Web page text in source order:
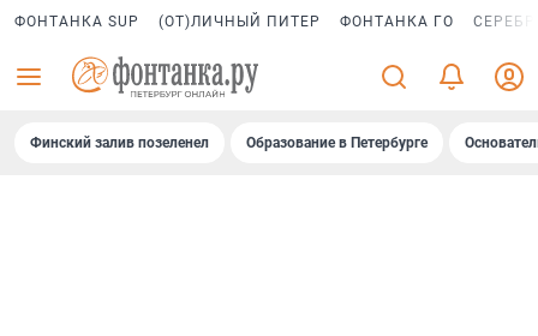
ФОНТАНКА SUP (ОТ)ЛИЧНЫЙ ПИТЕР ФОНТАНКА ГО
Финский залив позеленел Образование в Петербурге